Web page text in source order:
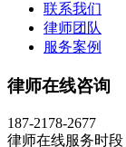
联系我们
律师团队
服务案例
律师在线咨询
187-2178-2677
律师在线服务时段